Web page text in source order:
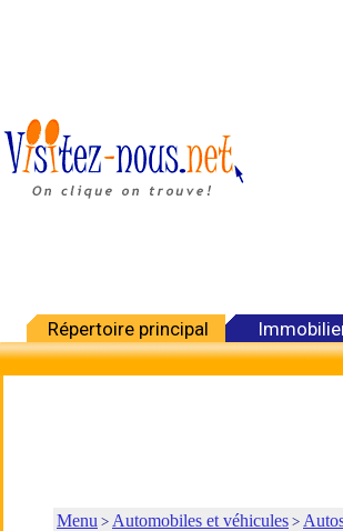
Répertoire principal
Menu > Automobiles et véhicules >